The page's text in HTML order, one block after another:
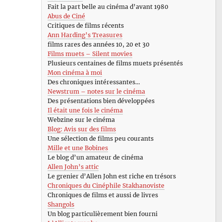
Fait la part belle au cinéma d’avant 1980
Abus de Ciné
Critiques de films récents
Ann Harding’s Treasures
films rares des années 10, 20 et 30
Films muets – Silent movies
Plusieurs centaines de films muets présentés
Mon cinéma à moi
Des chroniques intéressantes…
Newstrum – notes sur le cinéma
Des présentations bien développées
Il était une fois le cinéma
Webzine sur le cinéma
Blog: Avis sur des films
Une sélection de films peu courants
Mille et une Bobines
Le blog d’un amateur de cinéma
Allen John’s attic
Le grenier d’Allen John est riche en trésors
Chroniques du Cinéphile Stakhanoviste
Chroniques de films et aussi de livres
Shangols
Un blog particulièrement bien fourni